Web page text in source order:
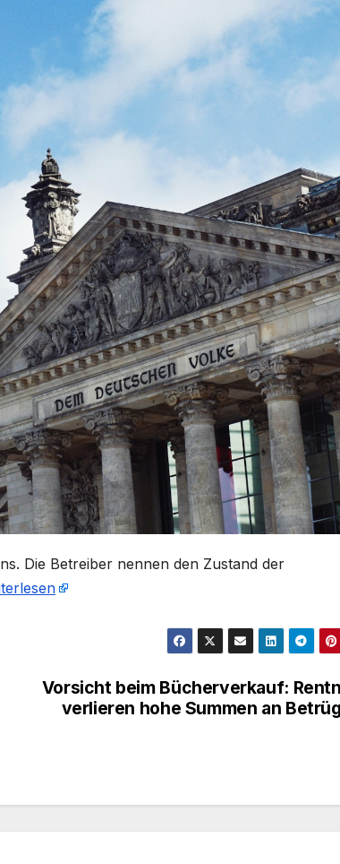
Die Betreiber nennen den Zustand der
Vorsicht beim Bücherverkauf:
verlieren hohe Summen an